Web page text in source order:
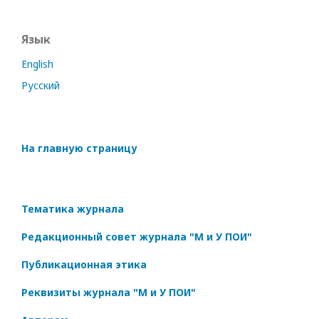
Язык
English
Русский
На главную страницу
Тематика журнала
Редакционный совет журнала "М и У ПОИ"
Публикационная этика
Реквизиты журнала "М и У ПОИ"